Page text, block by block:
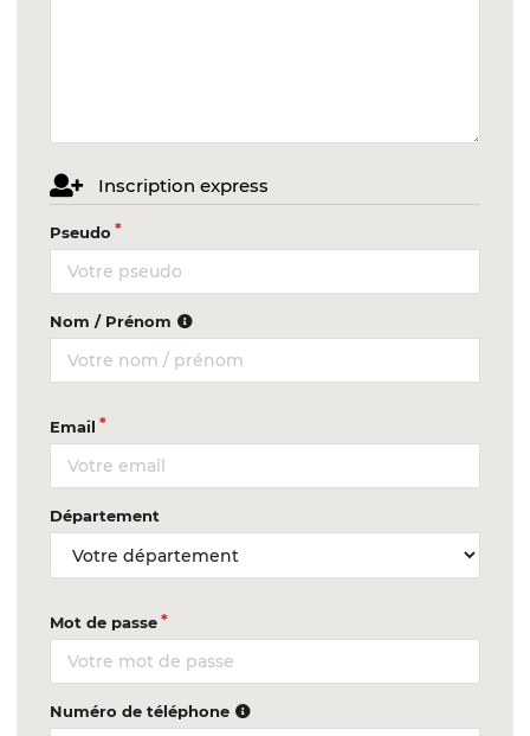
Inscription express
Pseudo
Nom / Prénom
Email
Département
Mot de passe
Numéro de téléphone